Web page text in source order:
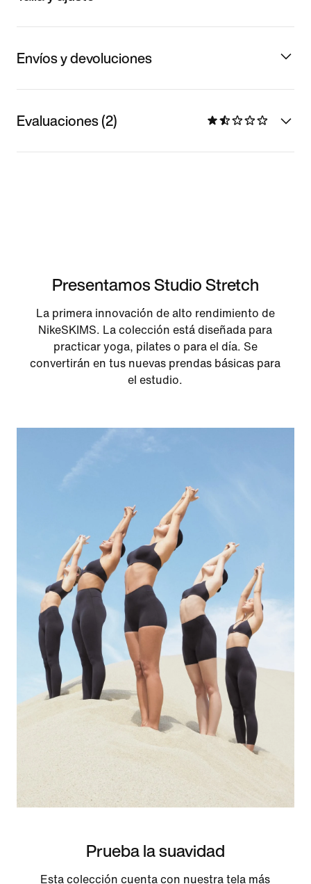
Envíos y devoluciones
Evaluaciones (2)
Presentamos Studio Stretch
La primera innovación de alto rendimiento de
NikeSKIMS. La colección está diseñada para
practicar yoga, pilates o para el día. Se
convertirán en tus nuevas prendas básicas para
el estudio.
Prueba la suavidad
Esta colección cuenta con nuestra tela más